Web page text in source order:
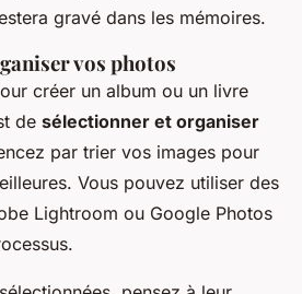
gravé dans les mémoires.
vos photos
créer un album ou un livre
de sélectionner et organiser
par trier vos images pour
Vous pouvez utiliser des
Lightroom ou Google Photos